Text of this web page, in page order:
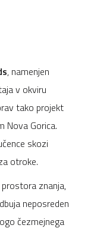
, namenjen
v okviru
tako projekt
Nova Gorica.
skozi
otroke.
znanja,
neposreden
čezmejnega